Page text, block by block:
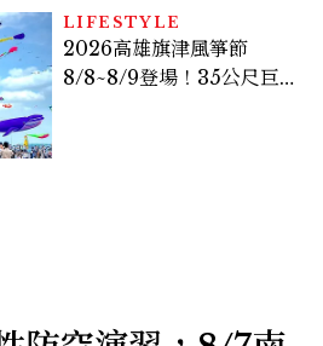
LIFESTYLE
2026高雄旗津風箏節
8/8~8/9登場！35公尺巨大